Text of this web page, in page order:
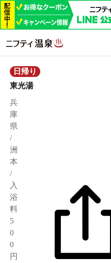
日帰り
東光湯
兵
庫
県
/
洲
本
/
入
浴
料
5
0
0
円